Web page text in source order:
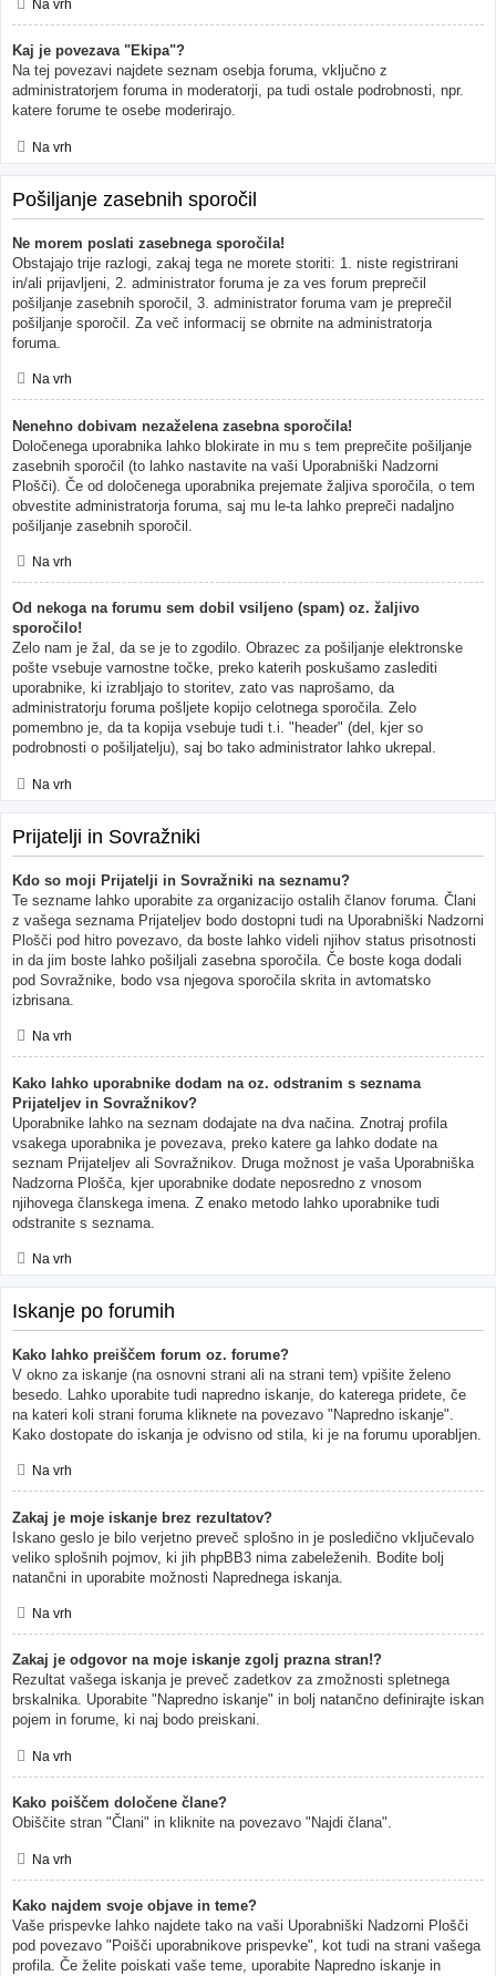
Na vrh
Kaj je povezava "Ekipa"?
Na tej povezavi najdete seznam osebja foruma, vključno z
administratorjem foruma in moderatorji, pa tudi ostale podrobnosti, npr.
katere forume te osebe moderirajo.
Na vrh
Pošiljanje zasebnih sporočil
Ne morem poslati zasebnega sporočila!
Obstajajo trije razlogi, zakaj tega ne morete storiti: 1. niste registrirani
in/ali prijavljeni, 2. administrator foruma je za ves forum preprečil
pošiljanje zasebnih sporočil, 3. administrator foruma vam je preprečil
pošiljanje sporočil. Za več informacij se obrnite na administratorja
foruma.
Na vrh
Nenehno dobivam nezaželena zasebna sporočila!
Določenega uporabnika lahko blokirate in mu s tem preprečite pošiljanje
zasebnih sporočil (to lahko nastavite na vaši Uporabniški Nadzorni
Plošči). Če od določenega uporabnika prejemate žaljiva sporočila, o tem
obvestite administratorja foruma, saj mu le-ta lahko prepreči nadaljno
pošiljanje zasebnih sporočil.
Na vrh
Od nekoga na forumu sem dobil vsiljeno (spam) oz. žaljivo
sporočilo!
Zelo nam je žal, da se je to zgodilo. Obrazec za pošiljanje elektronske
pošte vsebuje varnostne točke, preko katerih poskušamo zaslediti
uporabnike, ki izrabljajo to storitev, zato vas naprošamo, da
administratorju foruma pošljete kopijo celotnega sporočila. Zelo
pomembno je, da ta kopija vsebuje tudi t.i. "header" (del, kjer so
podrobnosti o pošiljatelju), saj bo tako administrator lahko ukrepal.
Na vrh
Prijatelji in Sovražniki
Kdo so moji Prijatelji in Sovražniki na seznamu?
Te sezname lahko uporabite za organizacijo ostalih članov foruma. Člani
z vašega seznama Prijateljev bodo dostopni tudi na Uporabniški Nadzorni
Plošči pod hitro povezavo, da boste lahko videli njihov status prisotnosti
in da jim boste lahko pošiljali zasebna sporočila. Če boste koga dodali
pod Sovražnike, bodo vsa njegova sporočila skrita in avtomatsko
izbrisana.
Na vrh
Kako lahko uporabnike dodam na oz. odstranim s seznama
Prijateljev in Sovražnikov?
Uporabnike lahko na seznam dodajate na dva načina. Znotraj profila
vsakega uporabnika je povezava, preko katere ga lahko dodate na
seznam Prijateljev ali Sovražnikov. Druga možnost je vaša Uporabniška
Nadzorna Plošča, kjer uporabnike dodate neposredno z vnosom
njihovega članskega imena. Z enako metodo lahko uporabnike tudi
odstranite s seznama.
Na vrh
Iskanje po forumih
Kako lahko preiščem forum oz. forume?
V okno za iskanje (na osnovni strani ali na strani tem) vpišite želeno
besedo. Lahko uporabite tudi napredno iskanje, do katerega pridete, če
na kateri koli strani foruma kliknete na povezavo "Napredno iskanje".
Kako dostopate do iskanja je odvisno od stila, ki je na forumu uporabljen.
Na vrh
Zakaj je moje iskanje brez rezultatov?
Iskano geslo je bilo verjetno preveč splošno in je posledično vključevalo
veliko splošnih pojmov, ki jih phpBB3 nima zabeleženih. Bodite bolj
natančni in uporabite možnosti Naprednega iskanja.
Na vrh
Zakaj je odgovor na moje iskanje zgolj prazna stran!?
Rezultat vašega iskanja je preveč zadetkov za zmožnosti spletnega
brskalnika. Uporabite "Napredno iskanje" in bolj natančno definirajte iskan
pojem in forume, ki naj bodo preiskani.
Na vrh
Kako poiščem določene člane?
Obiščite stran "Člani" in kliknite na povezavo "Najdi člana".
Na vrh
Kako najdem svoje objave in teme?
Vaše prispevke lahko najdete tako na vaši Uporabniški Nadzorni Plošči
pod povezavo "Poišči uporabnikove prispevke", kot tudi na strani vašega
profila. Če želite poiskati vaše teme, uporabite Napredno iskanje in